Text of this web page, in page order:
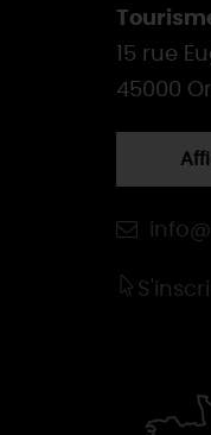
15 rue
45000